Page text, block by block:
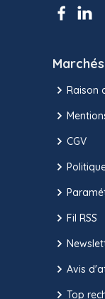
Raison
CGV
Fil RSS
Avis
Top